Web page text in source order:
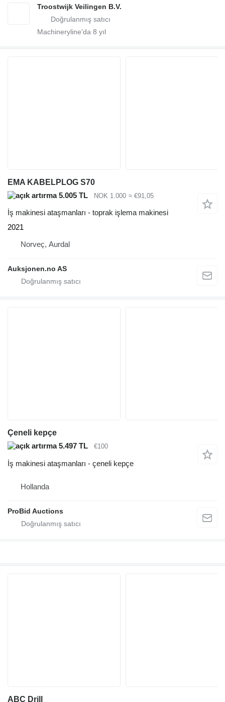
Troostwijk Veilingen B.V.
Machineryline'da 8 yıl
EMA KABELPLOG S70
5.005 TL
NOK 1.000 ≈ €91,05
İş makinesi ataşmanları - toprak işlema makinesi
2021
Norveç, Aurdal
Auksjonen.no AS
Çeneli kepçe
5.497 TL
€100
İş makinesi ataşmanları - çeneli kepçe
Hollanda
ProBid Auctions
ABC Drill